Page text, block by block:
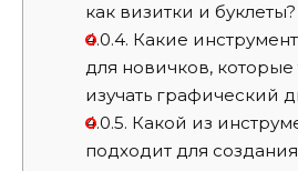
как визитки и буклеты?
4.0.4. Какие
для новичков, которые
изучать графический
4.0.5. Какой из
подходит для